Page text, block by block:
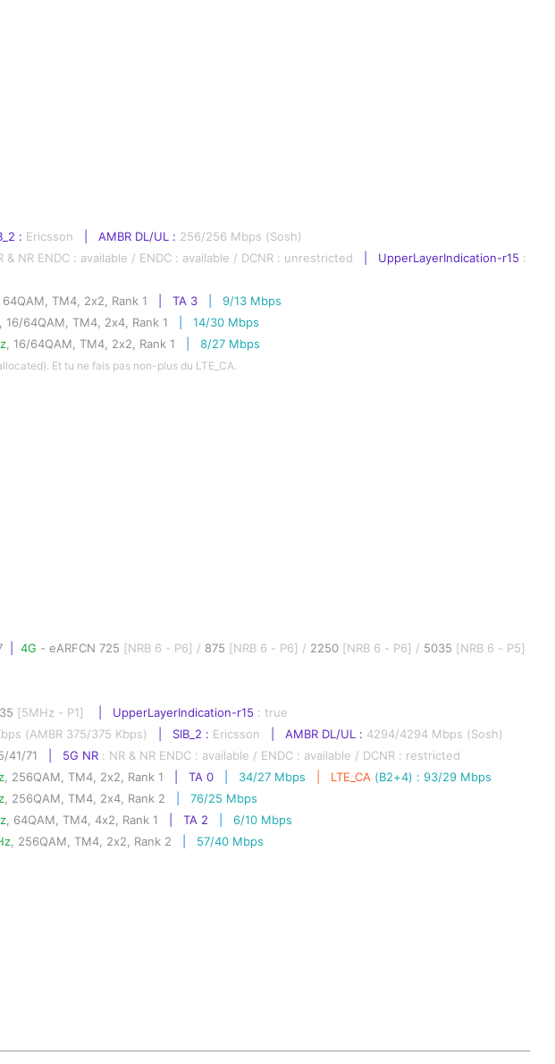
: Ericsson |   AMBR DL/UL : 256/256 Mbps (Sosh)
& NR ENDC : available / ENDC : available / DCNR : unrestricted |   UpperLayerIndication-r15 :
, 64QAM, TM4, 2x2, Rank 1 |   TA 3
9/13 Mbps
, 16/64QAM, TM4, 2x4, Rank 1
14/30 Mbps
, 16/64QAM, TM4, 2x2, Rank 1 8/27 Mbps
Et tu ne fais pas non-plus du LTE_CA.
4G - eARFCN 725 [NRB 6 - P6] / 875 [NRB 6 - P6] / 2250 [NRB 6 - P6] / 5035 [NRB 6 - P5]
[5MHz - P1] |   UpperLayerIndication-r15 : true
(AMBR 375/375 Kbps) |   SIB_2 : Ericsson |   AMBR DL/UL : 4294/4294 Mbps (Sosh)
41/71 |   5G NR : NR & NR ENDC : available / ENDC : available / DCNR : restricted
, 256QAM, TM4, 2x2, Rank 1 |   TA 0 34/27 Mbps |   LTE_CA (B2+4) : 93/29 Mbps
, 256QAM, TM4, 2x4, Rank 2
76/25 Mbps
, 64QAM, TM4, 4x2, Rank 1 |   TA 2
6/10 Mbps
, 256QAM, TM4, 2x2, Rank 2 57/40 Mbps